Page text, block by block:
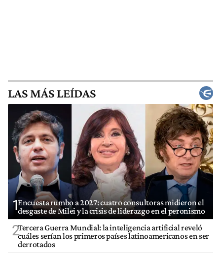
LAS MÁS LEÍDAS
1Encuesta rumbo a 2027: cuatro consultoras midieron el
desgaste de Milei y la crisis de liderazgo en el peronismo
2Tercera Guerra Mundial: la inteligencia artificial reveló
cuáles serían los primeros países latinoamericanos en ser
derrotados